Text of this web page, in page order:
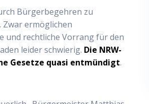
Bürgerbegehren zu
. Zwar ermöglichen
und rechtliche Vorrang für den
leiderschwierig. Die NRW-
Gesetze quasi entmündigt.